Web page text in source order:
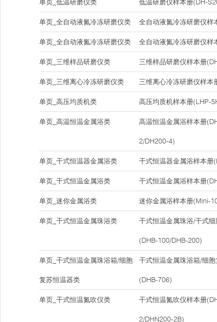
单页_低温研磨仪类 低温研磨仪样本册(DH-
单页_全自动液氮冷冻研磨仪类 全自动液氮冷冻研磨仪样
单页_全自动液氮冷冻研磨仪类 全自动液氮冷冻研磨仪样
单页_三维样品研磨仪类 三维样品研磨仪样本册
单页_三维离心冷冻研磨仪类 三维离心冷冻研磨仪样本
单页_高压均质机类 高压均质机样本册(LHP-
单页_高温恒温金属浴类 高温恒温金属浴样本册
2/DH200-4)
单页_干式恒温器金属浴类 干式恒温器金属浴样本册
单页_干式恒温金属浴类 干式恒温金属浴样本册
单页_迷你金属浴类 迷你金属浴样本册(Mini-
单页_干式恒温金属珠浴类 干式恒温金属珠浴/干式
(DHB-100/DHB-200)
单页_干式恒温金属珠浴箱/细胞
复苏恒温器类
干式恒温金属珠浴箱/细
(DHB-706)
单页_干式恒温氮吹仪类 干式恒温氮吹仪样本册
2/DHN200-2B)